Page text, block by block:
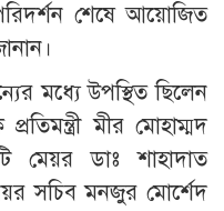
শেষে আয়োজিত
উপস্থিত ছিলেন
মীর মোহাম্মদ
মেয়র ডাঃ শাহাদাত
সচিব মনজুর মোর্শেদ